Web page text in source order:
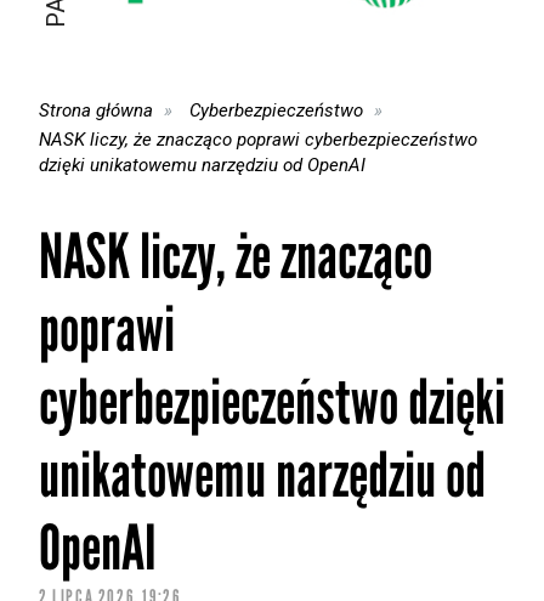
Strona główna
Cyberbezpieczeństwo
NASK liczy, że znacząco poprawi cyberbezpieczeństwo
dzięki unikatowemu narzędziu od OpenAI
NASK liczy, że znacząco
poprawi
cyberbezpieczeństwo dzięki
unikatowemu narzędziu od
OpenAI